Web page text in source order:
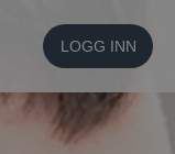
LOGG INN